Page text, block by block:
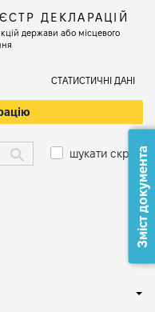
ДЕКЛАРАЦІЙ
держави або місцевого
СТАТИСТИЧНІ ДАНІ
шукати скрізьЗміст документа